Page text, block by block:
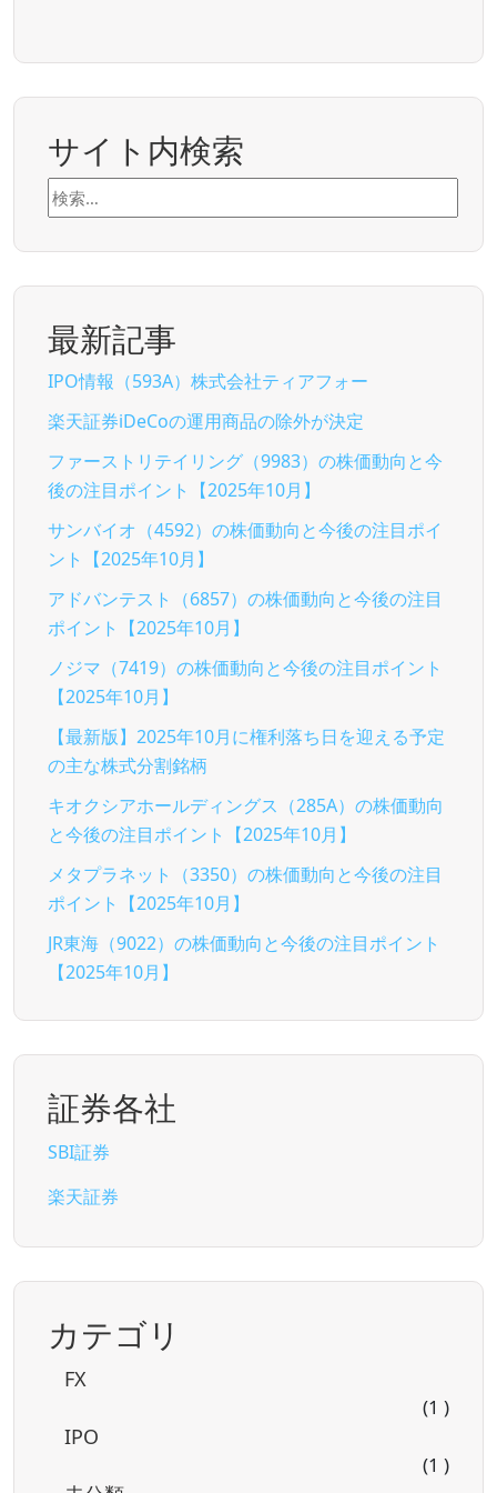
サイト内検索
検
索:
最新記事
IPO情報（593A）株式会社ティアフォー
楽天証券iDeCoの運用商品の除外が決定
ファーストリテイリング（9983）の株価動向と今
後の注目ポイント【2025年10月】
サンバイオ（4592）の株価動向と今後の注目ポイ
ント【2025年10月】
アドバンテスト（6857）の株価動向と今後の注目
ポイント【2025年10月】
ノジマ（7419）の株価動向と今後の注目ポイント
【2025年10月】
【最新版】2025年10月に権利落ち日を迎える予定
の主な株式分割銘柄
キオクシアホールディングス（285A）の株価動向
と今後の注目ポイント【2025年10月】
メタプラネット（3350）の株価動向と今後の注目
ポイント【2025年10月】
JR東海（9022）の株価動向と今後の注目ポイント
【2025年10月】
証券各社
SBI証券
楽天証券
カテゴリ
FX
(1 )
IPO
(1 )